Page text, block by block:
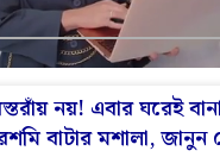
নয়! এবার ঘরেই
বাটার মশালা, জানুন